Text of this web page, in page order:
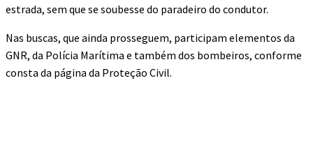
estrada, sem que se soubesse do paradeiro do condutor.
Nas buscas, que ainda prosseguem, participam elementos da
GNR, da Polícia Marítima e também dos bombeiros, conforme
consta da página da Proteção Civil.